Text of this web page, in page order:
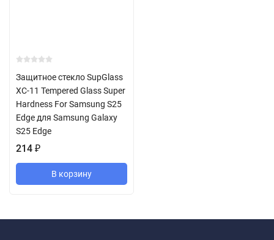
Защитное стекло SupGlass
XC-11 Tempered Glass Super
Hardness For Samsung S25
Edge для Samsung Galaxy
S25 Edge
214 ₽
В корзину